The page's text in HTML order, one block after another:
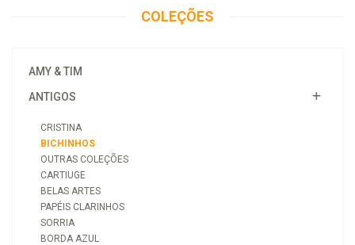
COLEÇÕES
AMY & TIM
ANTIGOS
CRISTINA
BICHINHOS
OUTRAS COLEÇÕES
CARTIUGE
BELAS ARTES
PAPÉIS CLARINHOS
SORRIA
BORDA AZUL